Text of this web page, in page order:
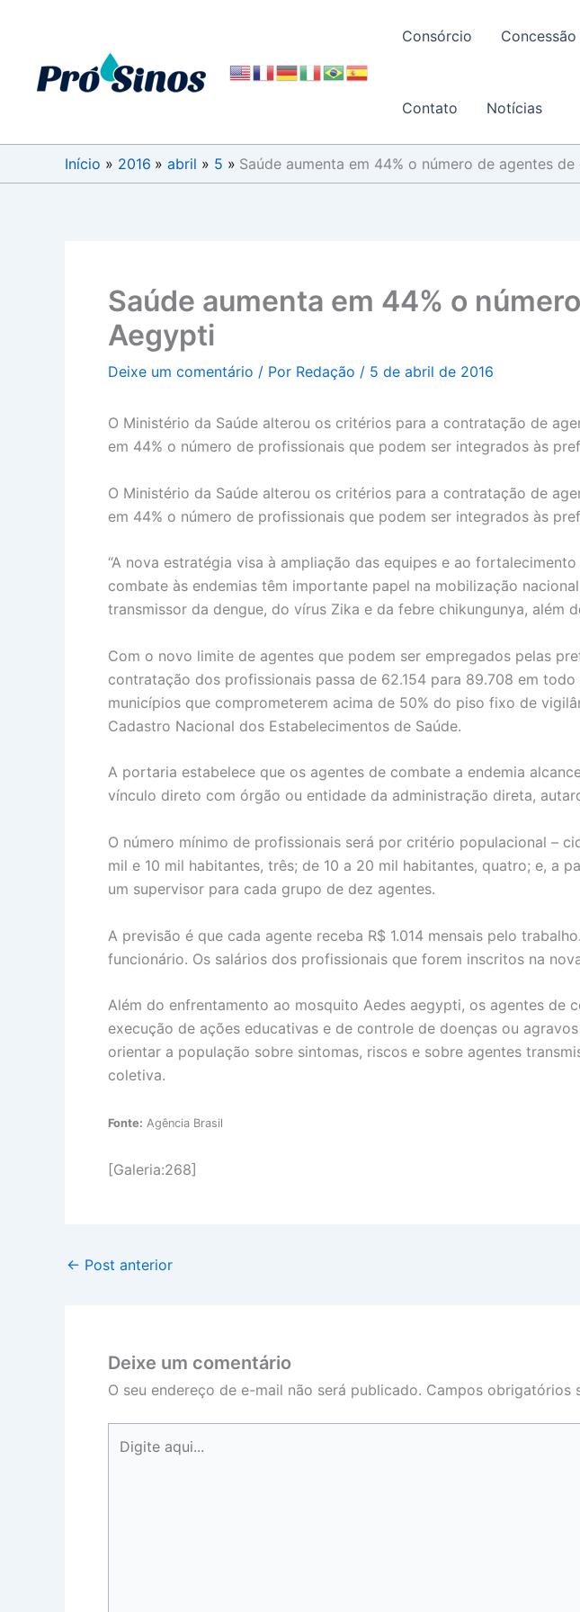
conteúdo
Consórcio Concessão
Contato Notícias
Início 2016 abril 5 Saúde aumenta em 44% o número de agentes
Saúde aumenta em 44% o
Aegypti
Deixe um comentário / Por Redação / 5 de abril de 2016
O Ministério da Saúde alterou os critérios para a contratação de
em 44% o número de profissionais que podem ser integrados às
O Ministério da Saúde alterou os critérios para a contratação de
em 44% o número de profissionais que podem ser integrados às
“A nova estratégia visa à ampliação das equipes e ao
combate às endemias têm importante papel na mobilização
transmissor da dengue, do vírus Zika e da febre chikungunya, além
Com o novo limite de agentes que podem ser empregados pelas
contratação dos profissionais passa de 62.154 para 89.708 em
municípios que comprometerem acima de 50% do piso fixo de
Cadastro Nacional dos Estabelecimentos de Saúde.
A portaria estabelece que os agentes de combate a endemia
vínculo direto com órgão ou entidade da administração direta,
O número mínimo de profissionais será por critério populacional –
mil e 10 mil habitantes, três; de 10 a 20 mil habitantes, quatro; e, a
um supervisor para cada grupo de dez agentes.
A previsão é que cada agente receba R$ 1.014 mensais pelo
funcionário. Os salários dos profissionais que forem inscritos na
Além do enfrentamento ao mosquito Aedes aegypti, os agentes de
execução de ações educativas e de controle de doenças ou
orientar a população sobre sintomas, riscos e sobre agentes
coletiva.
Fonte: Agência Brasil
[Galeria:268]
← Post anterior
Deixe um comentário
O seu endereço de e-mail não será publicado. Campos obrigatórios
aqui...